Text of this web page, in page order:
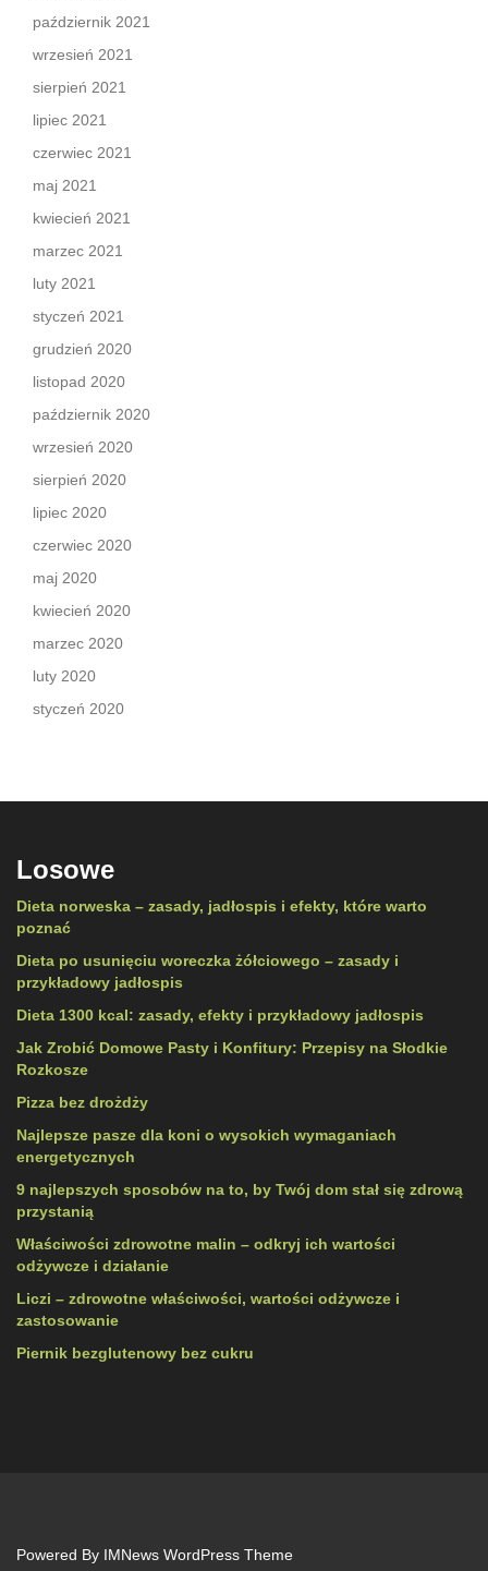
październik 2021
wrzesień 2021
sierpień 2021
lipiec 2021
czerwiec 2021
maj 2021
kwiecień 2021
marzec 2021
luty 2021
styczeń 2021
grudzień 2020
listopad 2020
październik 2020
wrzesień 2020
sierpień 2020
lipiec 2020
czerwiec 2020
maj 2020
kwiecień 2020
marzec 2020
luty 2020
styczeń 2020
Losowe
Dieta norweska – zasady, jadłospis i efekty, które warto
poznać
Dieta po usunięciu woreczka żółciowego – zasady i
przykładowy jadłospis
Dieta 1300 kcal: zasady, efekty i przykładowy jadłospis
Jak Zrobić Domowe Pasty i Konfitury: Przepisy na Słodkie
Rozkosze
Pizza bez drożdży
Najlepsze pasze dla koni o wysokich wymaganiach
energetycznych
9 najlepszych sposobów na to, by Twój dom stał się zdrową
przystanią
Właściwości zdrowotne malin – odkryj ich wartości
odżywcze i działanie
Liczi – zdrowotne właściwości, wartości odżywcze i
zastosowanie
Piernik bezglutenowy bez cukru
Powered By IMNews WordPress Theme